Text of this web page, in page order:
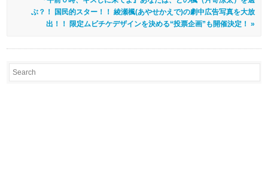
ぶ？！ 国民的スター！！ 綾瀬楓(あやせかえで)の劇中広告写真を大放
出！！ 限定ムビチケデザインを決める“投票企画”も開催決定！ »